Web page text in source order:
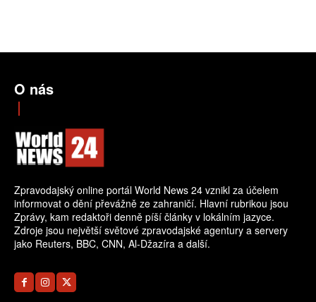
O nás
Zpravodajský online portál World News 24 vznikl za účelem
informovat o dění převážně ze zahraničí. Hlavní rubrikou jsou
Zprávy, kam redaktoři denně píší články v lokálním jazyce.
Zdroje jsou největší světové zpravodajské agentury a servery
jako Reuters, BBC, CNN, Al-Džazíra a další.